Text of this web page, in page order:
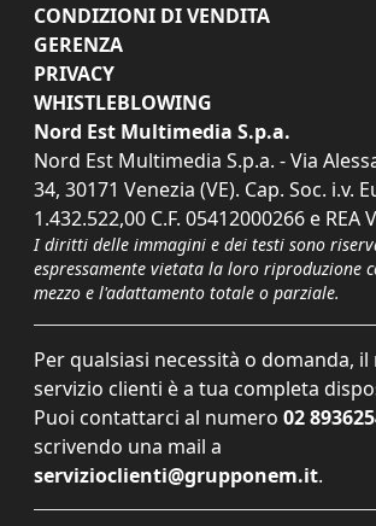
CONDIZIONI DI VENDITA
GERENZA
PRIVACY
WHISTLEBLOWING
Nord Est Multimedia S.p.a.
Nord Est Multimedia S.p.a. - Via
34, 30171 Venezia (VE). Cap. Soc. i.v.
1.432.522,00 C.F. 05412000266 e REA
I diritti delle immagini e dei testi sono
espressamente vietata la loro riproduzione
mezzo e l'adattamento totale o parziale.
Per qualsiasi necessità o domanda,
servizio clienti è a tua completa
Puoi contattarci al numero 02
scrivendo una mail a
servizioclienti@grupponem.it.